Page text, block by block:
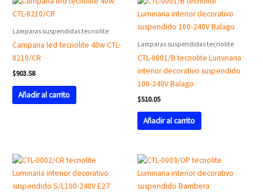
Lamparas suspendidas tecnolite
Campana led tecnolite 40w CTL-
8210/CR
$903.58
Añadir al carrito
Lamparas suspendidas tecnolite
CTL-0001/B tecnolite Luminaria
interior decorativo suspendido
100-240V Balago
$510.05
Añadir al carrito